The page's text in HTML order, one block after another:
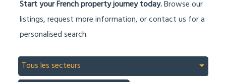
Start your French property journey today.Browse our
listings, request more information, or contact us for a
personalised search.
Tous les secteurs